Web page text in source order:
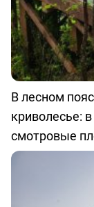
В лесном
криволесье:
смотровые